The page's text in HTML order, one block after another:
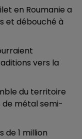
en Roumanie a
et débouché à
vers la
du territoire
de métal semi-
de 1 million